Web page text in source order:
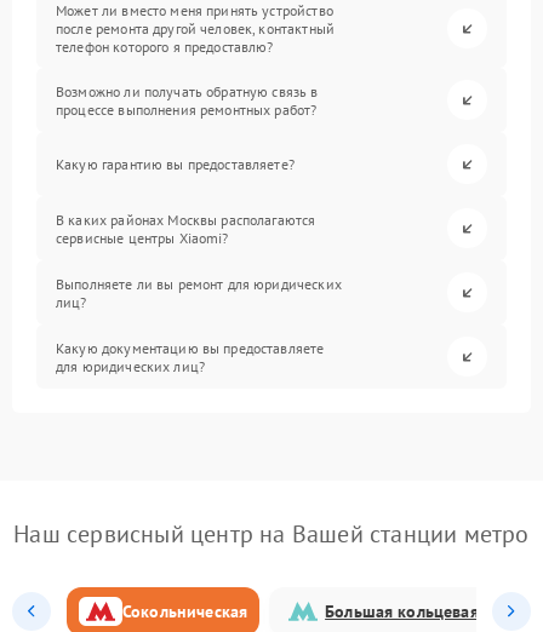
Может ли вместо меня принять устройство
после ремонта другой человек, контактный
телефон которого я предоставлю?
Возможно ли получать обратную связь в
процессе выполнения ремонтных работ?
Какую гарантию вы предоставляете?
В каких районах Москвы располагаются
сервисные центры Xiaomi?
Выполняете ли вы ремонт для юридических
лиц?
Какую документацию вы предоставляете
для юридических лиц?
Наш сервисный центр на Вашей станции метро
Сокольническая Большая кольцевая